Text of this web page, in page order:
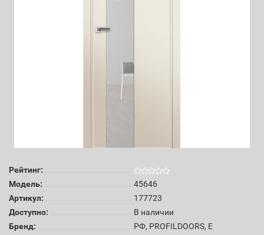
Рейтинг:
Модель:
45646
Артикул:
177723
Доступно:
В наличии
Бренд:
РФ, PROFILDOORS, E